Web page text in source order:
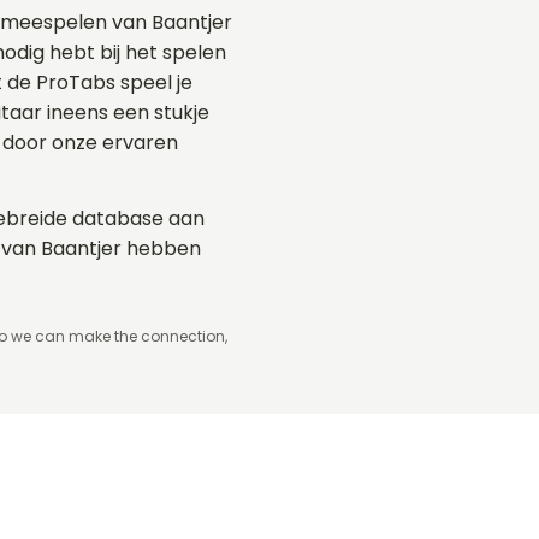
van Baantjer
hebt bij het spelen
ProTabs speel je
ineens een stukje
onze ervaren
database aan
Baantjer hebben
we can make the connection,